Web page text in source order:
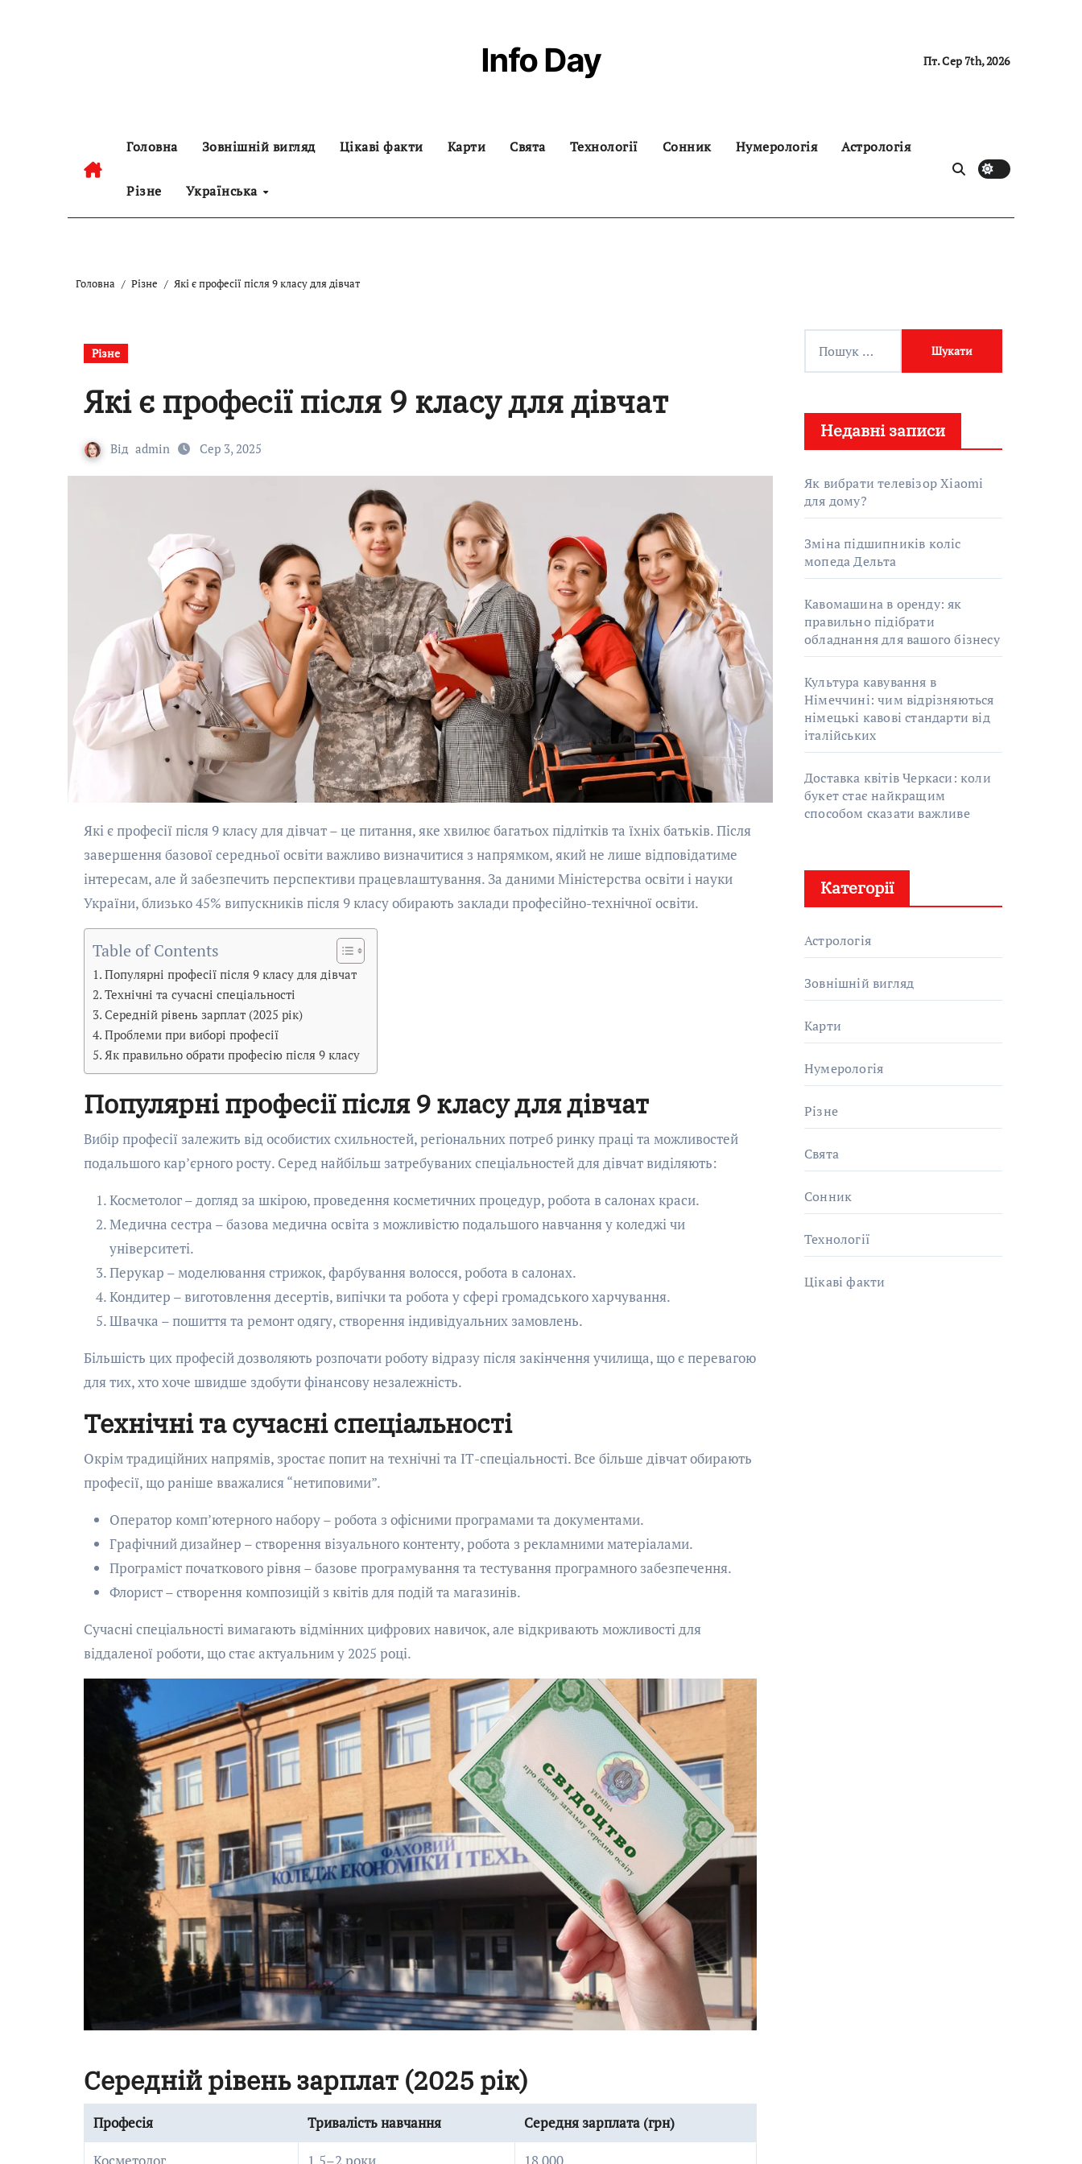
Info Day Пт. Сер 7th, 2026
Головна Зовнішній вигляд Цікаві факти Карти Свята Технології Сонник Нумерологія Астрологія
Різне Українська
Головна Різне Які є професії після 9 класу для дівчат
Різне
Які є професії після 9 класу для дівчат
Від admin Сер 3, 2025
Які є професії після 9 класу для дівчат – це питання, яке хвилює багатьох підлітків та їхніх батьків. Після
завершення базової середньої освіти важливо визначитися з напрямком, який не лише відповідатиме
інтересам, але й забезпечить перспективи працевлаштування. За даними Міністерства освіти і науки
України, близько 45% випускників після 9 класу обирають заклади професійно-технічної освіти.
Table of Contents
Популярні професії після 9 класу для дівчат
Технічні та сучасні спеціальності
Середній рівень зарплат (2025 рік)
Проблеми при виборі професії
Як правильно обрати професію після 9 класу
Популярні професії після 9 класу для дівчат
Вибір професії залежить від особистих схильностей, регіональних потреб ринку праці та можливостей
подальшого кар’єрного росту. Серед найбільш затребуваних спеціальностей для дівчат виділяють:
Косметолог – догляд за шкірою, проведення косметичних процедур, робота в салонах краси.
Медична сестра – базова медична освіта з можливістю подальшого навчання у коледжі чи
університеті.
Перукар – моделювання стрижок, фарбування волосся, робота в салонах.
Кондитер – виготовлення десертів, випічки та робота у сфері громадського харчування.
Швачка – пошиття та ремонт одягу, створення індивідуальних замовлень.
Більшість цих професій дозволяють розпочати роботу відразу після закінчення училища, що є перевагою
для тих, хто хоче швидше здобути фінансову незалежність.
Технічні та сучасні спеціальності
Окрім традиційних напрямів, зростає попит на технічні та ІТ-спеціальності. Все більше дівчат обирають
професії, що раніше вважалися “нетиповими”.
Оператор комп’ютерного набору – робота з офісними програмами та документами.
Графічний дизайнер – створення візуального контенту, робота з рекламними матеріалами.
Програміст початкового рівня – базове програмування та тестування програмного забезпечення.
Флорист – створення композицій з квітів для подій та магазинів.
Сучасні спеціальності вимагають відмінних цифрових навичок, але відкривають можливості для
віддаленої роботи, що стає актуальним у 2025 році.
Середній рівень зарплат (2025 рік)
Професія Тривалість навчання Середня зарплата (грн)
Косметолог 1,5–2 роки 18 000
:
Недавні записи
Як вибрати телевізор Xiaomi
для дому?
Зміна підшипників коліс
мопеда Дельта
Кавомашина в оренду: як
правильно підібрати
обладнання для вашого бізнесу
Культура кавування в
Німеччині: чим відрізняються
німецькі кавові стандарти від
італійських
Доставка квітів Черкаси: коли
букет стає найкращим
способом сказати важливе
Категорії
Астрологія
Зовнішній вигляд
Карти
Нумерологія
Різне
Свята
Сонник
Технології
Цікаві факти